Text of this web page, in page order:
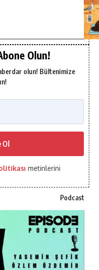
Olun!
olun! Bültenimize
metinlerini
Podcast